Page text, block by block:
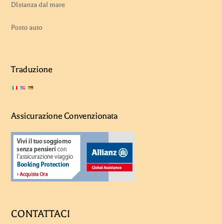
DIstanza dal mare
Posto auto
Traduzione
Assicurazione Convenzionata
CONTATTACI